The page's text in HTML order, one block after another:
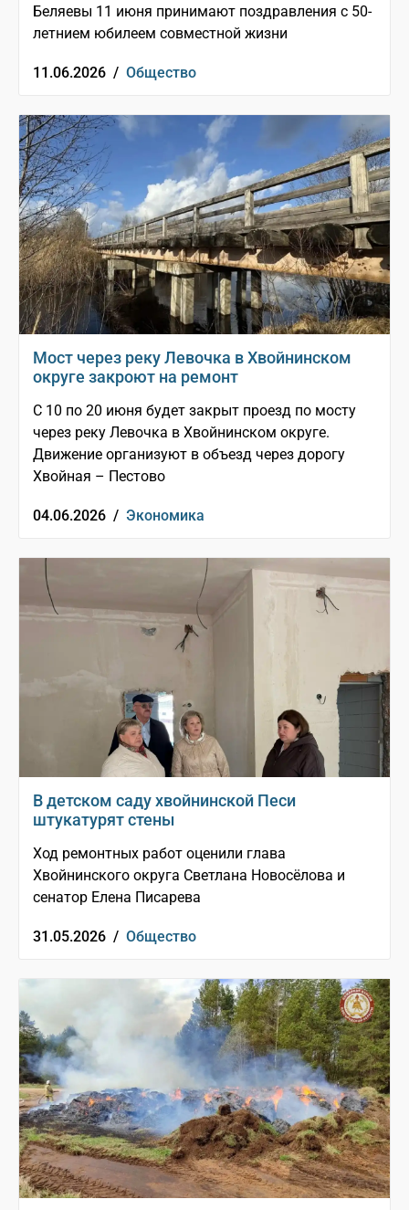
Беляевы 11 июня принимают поздравления с 50-
летнием юбилеем совместной жизни
11.06.2026 / Общество
Мост через реку Левочка в Хвойнинском
округе закроют на ремонт
С 10 по 20 июня будет закрыт проезд по мосту
через реку Левочка в Хвойнинском округе.
Движение организуют в объезд через дорогу
Хвойная – Пестово
04.06.2026 / Экономика
В детском саду хвойнинской Песи
штукатурят стены
Ход ремонтных работ оценили глава
Хвойнинского округа Светлана Новосёлова и
сенатор Елена Писарева
31.05.2026 / Общество